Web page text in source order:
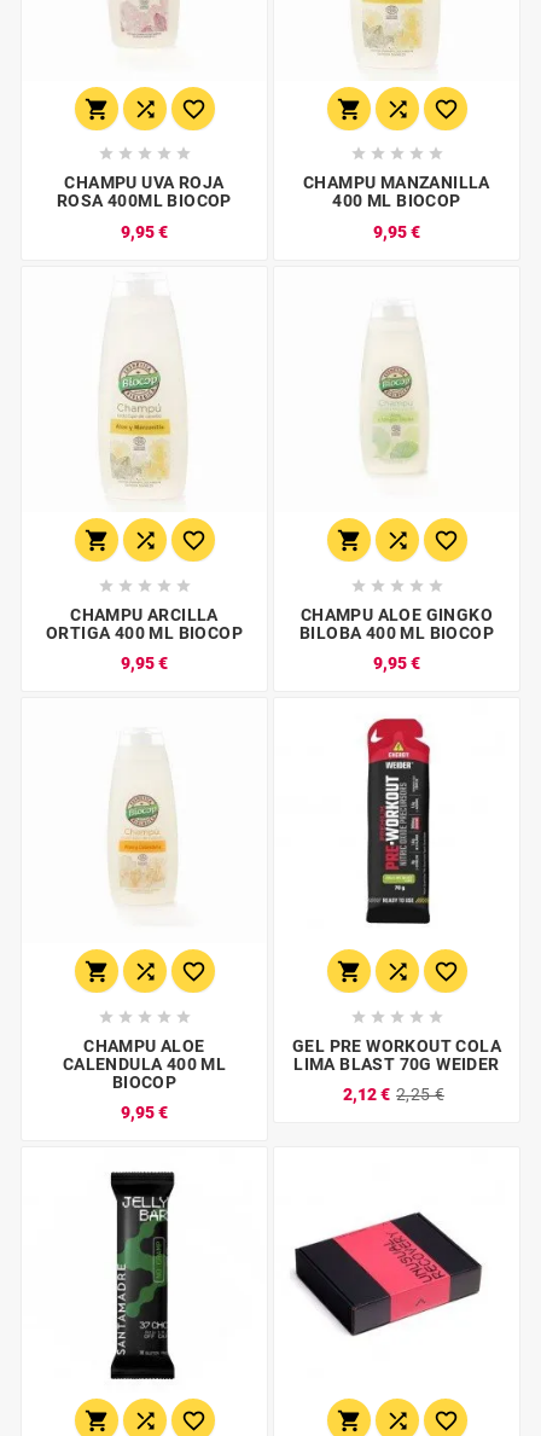
  
    
CHAMPU UVA ROJA
ROSA 400ML BIOCOP
9,95 €
  
    
CHAMPU MANZANILLA
400 ML BIOCOP
9,95 €
  
    
CHAMPU ARCILLA
ORTIGA 400 ML BIOCOP
9,95 €
  
    
CHAMPU ALOE GINGKO
BILOBA 400 ML BIOCOP
9,95 €
  
    
CHAMPU ALOE
CALENDULA 400 ML
BIOCOP
9,95 €
  
    
GEL PRE WORKOUT COLA
LIMA BLAST 70G WEIDER
2,12 € 2,25 €
     